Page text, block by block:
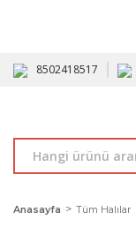
8502418517
Anasayfa Tüm Halılar